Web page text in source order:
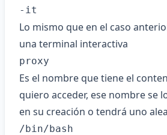
-it
Lo mismo que en el caso
una terminal interactiva
proxy
Es el nombre que tiene el
quiero acceder, ese nombre se
en su creación o tendrá uno
/bin/bash